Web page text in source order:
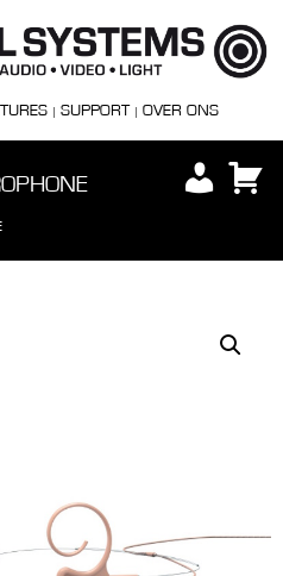
SUPPORT OVER ONS